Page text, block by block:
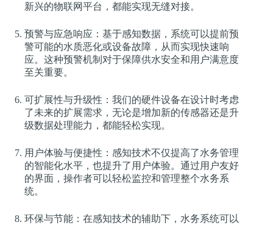
新兴的物联网平台，都能实现无缝对接。
预警与应急响应：基于感知数据，系统可以提前预
警可能的水质恶化或设备故障，从而实现快速响
应。这种预警机制对于保障供水安全和用户满意度
至关重要。
可扩展性与升级性：我们的硬件设备在设计时考虑
了未来的扩展需求，无论是增加新的传感器还是升
级数据处理能力，都能轻松实现。
用户体验与便捷性：感知技术不仅提高了水务管理
的智能化水平，也提升了用户体验。通过用户友好
的界面，操作者可以轻松监控和管理整个水务系
统。
环保与节能：在感知技术的辅助下，水务系统可以